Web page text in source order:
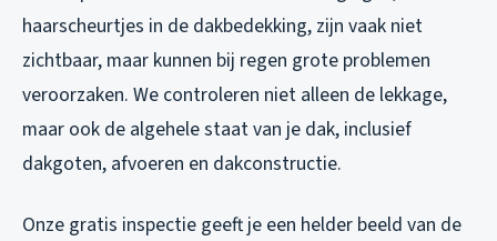
haarscheurtjes in de dakbedekking, zijn vaak niet
zichtbaar, maar kunnen bij regen grote problemen
veroorzaken. We controleren niet alleen de lekkage,
maar ook de algehele staat van je dak, inclusief
dakgoten, afvoeren en dakconstructie.
Onze gratis inspectie geeft je een helder beeld van de